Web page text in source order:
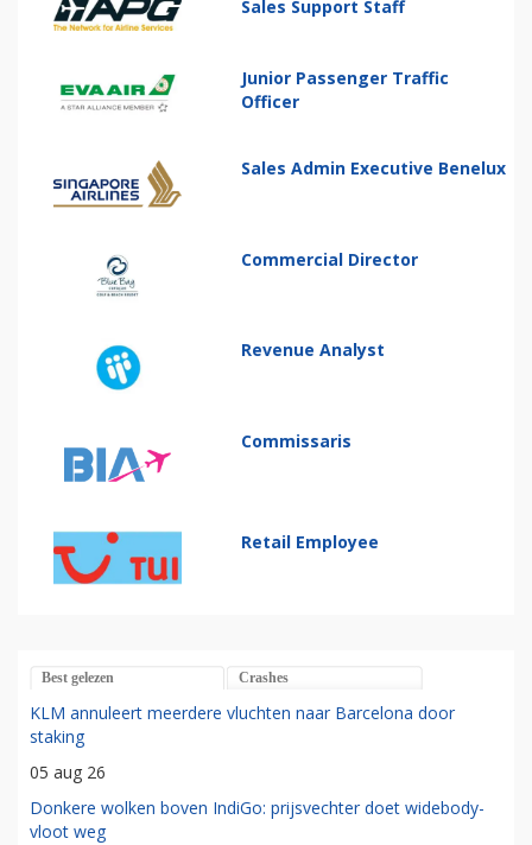
Sales Support Staff
Junior Passenger Traffic
Officer
Sales Admin Executive Benelux
Commercial Director
Revenue Analyst
Commissaris
Retail Employee
Best gelezen Crashes
KLM annuleert meerdere vluchten naar Barcelona door
staking
05 aug 26
Donkere wolken boven IndiGo: prijsvechter doet widebody-
vloot weg